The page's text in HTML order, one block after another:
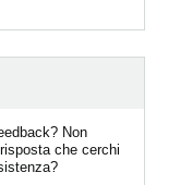
Non
che cerchi